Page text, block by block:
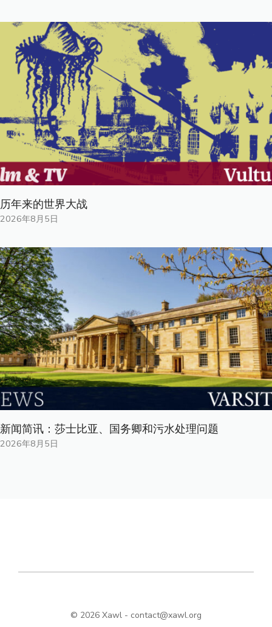
历年来的世界大战
2026年8月5日
新闻简讯：莎士比亚、国务卿和污水处理问题
2026年8月5日
© 2026 Xawl - contact@xawl.org